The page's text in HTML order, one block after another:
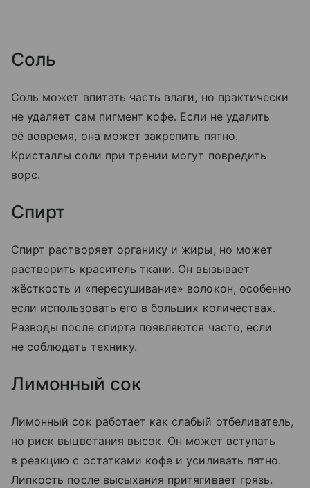
Соль
Соль может впитать часть влаги, но практически
не удаляет сам пигмент кофе. Если не удалить
её вовремя, она может закрепить пятно.
Кристаллы соли при трении могут повредить
ворс.
Спирт
Спирт растворяет органику и жиры, но может
растворить краситель ткани. Он вызывает
жёсткость и «пересушивание» волокон, особенно
если использовать его в больших количествах.
Разводы после спирта появляются часто, если
не соблюдать технику.
Лимонный сок
Лимонный сок работает как слабый отбеливатель,
но риск выцветания высок. Он может вступать
в реакцию с остатками кофе и усиливать пятно.
Липкость после высыхания притягивает грязь.